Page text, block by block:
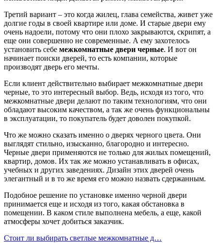
Третий вариант – это когда жилец, глава семейства, живет уже
долгие годы в своей квартире или доме. И старые двери ему
очень надоели, потому что они плохо закрываются, скрипят, а
еще они совершенно не современные. А ему захотелось
установить себе межкомнатные двери черные. И вот он
начинает поиски дверей, то есть компании, которые
производят дверь его мечты.
Если клиент действительно выбирает межкомнатные двери
черные, то это интересный выбор. Ведь, исходя из того, что
межкомнатные двери делают по таким технологиям, что они
обладают высоким качеством, а так же очень функциональны
в эксплуатации, то покупатель будет доволен покупкой.
Что же можно сказать именно о дверях черного цвета. Они
выглядят стильно, изысканно, благородно и интересно.
Черные двери применяются не только для жилых помещений,
квартир, домов. Их так же можно устанавливать в офисах,
учебных и других заведениях. Дизайн этих дверей очень
элегантный и в то же время его можно назвать сдержанным.
Подобное решение по установке именно черной двери
принимается еще и исходя из того, какая обстановка в
помещении. В каком стиле выполнена мебель, а еще, какой
атмосферы хочет добиться заказчик.
Стоит ли выбирать светлые межкомнатные д…